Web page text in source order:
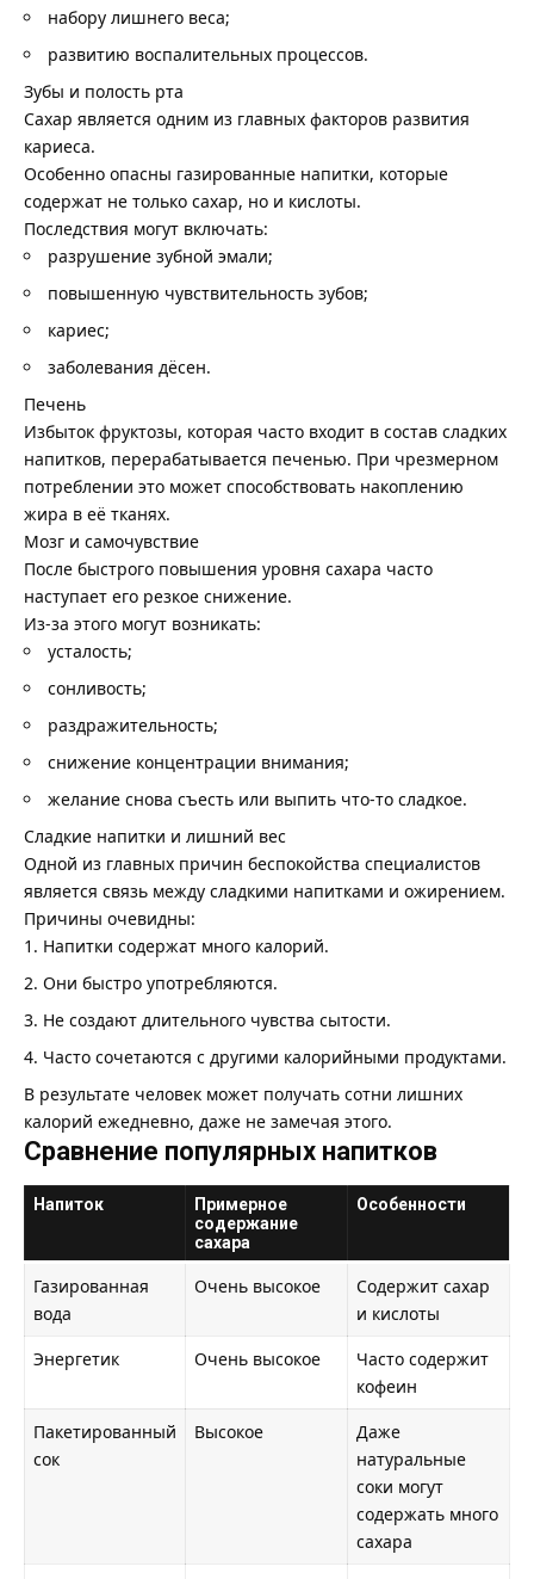
набору лишнего веса;
развитию воспалительных процессов.
Зубы и полость рта
Сахар является одним из главных факторов развития
кариеса.
Особенно опасны газированные напитки, которые
содержат не только сахар, но и кислоты.
Последствия могут включать:
разрушение зубной эмали;
повышенную чувствительность зубов;
кариес;
заболевания дёсен.
Печень
Избыток фруктозы, которая часто входит в состав сладких
напитков, перерабатывается печенью. При чрезмерном
потреблении это может способствовать накоплению
жира в её тканях.
Мозг и самочувствие
После быстрого повышения уровня сахара часто
наступает его резкое снижение.
Из-за этого могут возникать:
усталость;
сонливость;
раздражительность;
снижение концентрации внимания;
желание снова съесть или выпить что-то сладкое.
Сладкие напитки и лишний вес
Одной из главных причин беспокойства специалистов
является связь между сладкими напитками и ожирением.
Причины очевидны:
Напитки содержат много калорий.
Они быстро употребляются.
Не создают длительного чувства сытости.
Часто сочетаются с другими калорийными продуктами.
В результате человек может получать сотни лишних
калорий ежедневно, даже не замечая этого.
Сравнение популярных напитков
Напиток
Примерное
содержание
сахара
Особенности
Газированная
вода
Очень высокое
Содержит сахар
и кислоты
Энергетик
Очень высокое
Часто содержит
кофеин
Пакетированный
сок
Высокое
Даже
натуральные
соки могут
содержать много
сахара